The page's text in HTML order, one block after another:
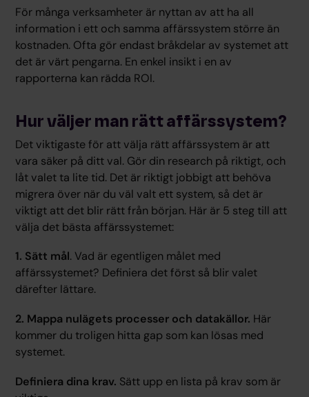
För många verksamheter är nyttan av att ha all
information i ett och samma affärssystem större än
kostnaden. Ofta gör endast bråkdelar av systemet att
det är värt pengarna. En enkel insikt i en av
rapporterna kan rädda ROI.
Hur väljer man rätt affärssystem?
Det viktigaste för att välja rätt affärssystem är att
vara säker på ditt val. Gör din research på riktigt, och
låt valet ta lite tid. Det är riktigt jobbigt att behöva
migrera över när du väl valt ett system, så det är
viktigt att det blir rätt från början. Här är 5 steg till att
välja det bästa affärssystemet:
1. Sätt mål. Vad är egentligen målet med
affärssystemet? Definiera det först så blir valet
därefter lättare.
2. Mappa nulägets processer och datakällor. Här
kommer du troligen hitta gap som kan lösas med
systemet.
Definiera dina krav. Sätt upp en lista på krav som är